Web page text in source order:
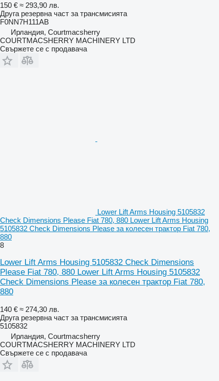
150 € ≈ 293,90 лв.
Друга резервна част за трансмисията
F0NN7H111AB
Ирландия, Courtmacsherry
COURTMACSHERRY MACHINERY LTD
Свържете се с продавача
Lower Lift Arms Housing 5105832
Check Dimensions Please Fiat 780, 880 Lower Lift Arms Housing
5105832 Check Dimensions Please за колесен трактор Fiat 780,
880
8
Lower Lift Arms Housing 5105832 Check Dimensions
Please Fiat 780, 880 Lower Lift Arms Housing 5105832
Check Dimensions Please за колесен трактор Fiat 780,
880
140 € ≈ 274,30 лв.
Друга резервна част за трансмисията
5105832
Ирландия, Courtmacsherry
COURTMACSHERRY MACHINERY LTD
Свържете се с продавача